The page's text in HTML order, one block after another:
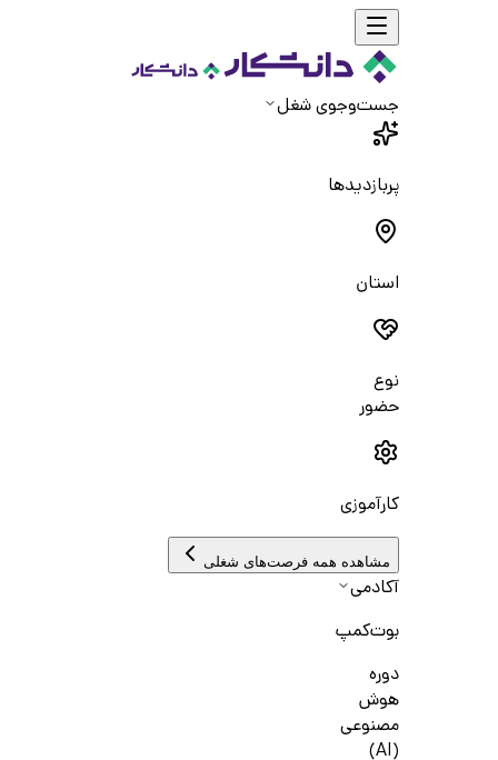
جست‌و‌جوی شغل
پربازدیدها
استان
نوع
حضور
کارآموزی
مشاهده همه فرصت‌های شغلی
آکادمی
بوت‌کمپ
دوره
هوش
مصنوعی
(AI)